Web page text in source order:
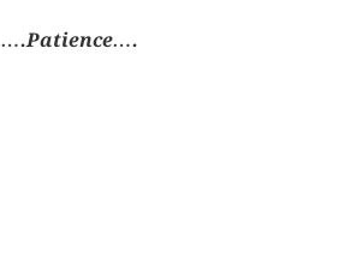
….Patience….